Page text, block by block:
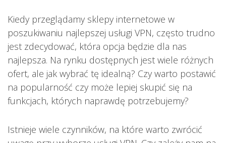
Kiedy przeglądamy sklepy internetowe w
poszukiwaniu najlepszej usługi VPN, często trudno
jest zdecydować, która opcja będzie dla nas
najlepsza. Na rynku dostępnych jest wiele różnych
ofert, ale jak wybrać tę idealną? Czy warto postawić
na popularność czy może lepiej skupić się na
funkcjach, których naprawdę potrzebujemy?
Istnieje wiele czynników, na które warto zwrócić